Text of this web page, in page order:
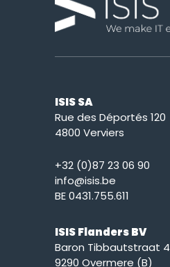
ISIS SA
Rue des Déportés 120
4800 Verviers
+32 (0)87 23 06 90
info@isis.be
BE 0431.755.611
ISIS Flanders BV
Baron Tibbautstraat 4
9290 Overmere (B)